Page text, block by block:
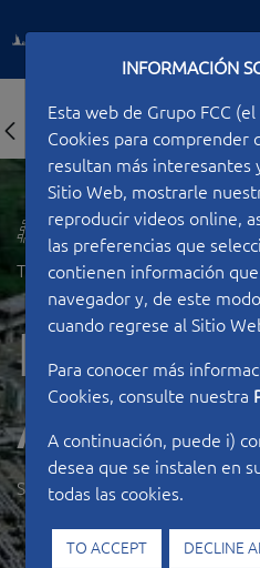
INFORMACIÓN
Esta web de Grupo FCC
Cookies para comprender
resultan más interesantes
Sitio Web, mostrarle
reproducir videos online,
las preferencias que
contienen información
navegador y, de este
cuando regrese al Sitio
Para conocer más
Cookies, consulte nuestra
A continuación, puede i)
desea que se instalen en
todas las cookies.
TO ACCEPT DECLINE
Type of work Railways
High
SPAIN